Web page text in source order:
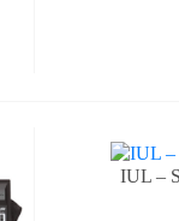
IUL –